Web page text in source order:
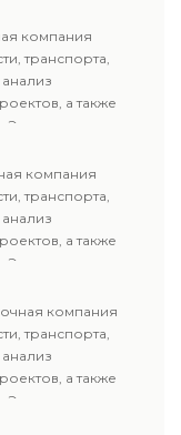
и
для
компания
транспорта,
а также
и
для
компания
транспорта,
а также
и
для
компания
транспорта,
а также
и